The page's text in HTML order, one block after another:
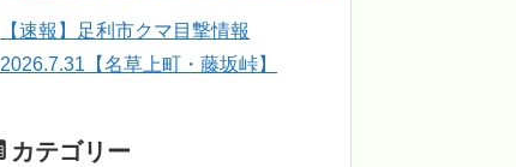
【速報】足利市クマ目撃情報
2026.7.31【名草上町・藤坂峠】
カテゴリー